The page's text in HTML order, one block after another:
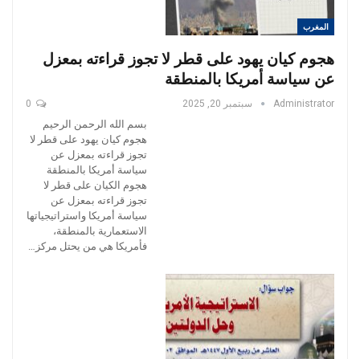
المغرب
هجوم كيان يهود على قطر لا تجوز قراءته بمعزل
عن سياسة أمريكا بالمنطقة
Administrator سبتمبر 20, 2025
بسم الله الرحمن الرحيم
هجوم كيان يهود على قطر لا
تجوز قراءته بمعزل عن
سياسة أمريكا بالمنطقة
هجوم الكيان على قطر لا
تجوز قراءته بمعزل عن
سياسة أمريكا واستراتيجياتها
الاستعمارية بالمنطقة،
فأمريكا هي من يحتل مركز…